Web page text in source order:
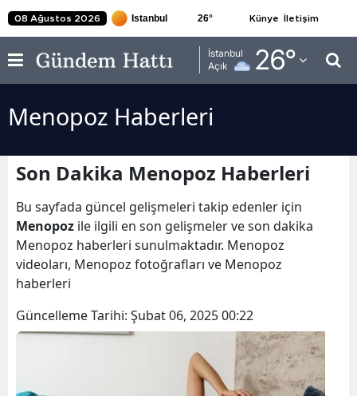
08 Ağustos 2026 26° Künye İletişim
İstanbul
Açık
26°
Adana
Adıyaman
Amasya
Ankara
Antalya
Aydın
Balıkesir
Bilecik
Menopoz Haberleri
Son Dakika Menopoz Haberleri
Bu sayfada güncel gelişmeleri takip edenler için
Menopoz ile ilgili en son gelişmeler ve son dakika
Menopoz haberleri sunulmaktadır. Menopoz
videoları, Menopoz fotoğrafları ve Menopoz
haberleri
Güncelleme Tarihi: Şubat 06, 2025 00:22